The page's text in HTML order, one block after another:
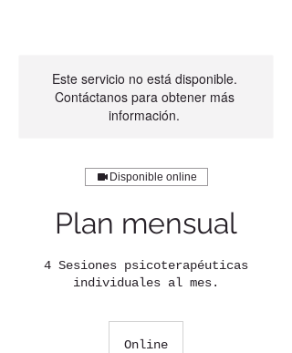
Este servicio no está disponible.
Contáctanos para obtener más
información.
Disponible online
Plan mensual
4 Sesiones psicoterapéuticas
individuales al mes.
Online